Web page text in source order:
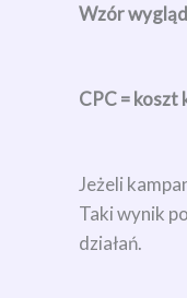
Wzór
CPC = koszt
Jeżeli
Taki wynik
działań.